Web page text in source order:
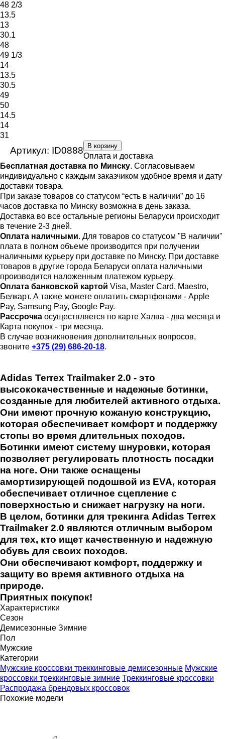
48 2/3
13.5
13
30.1
48
49 1/3
14
13.5
30.5
49
50
14.5
14
31
В корзину
Артикул: ID0888
Оплата и доставка
Бесплатная доставка по Минску. Согласовываем
индивидуально с каждым заказчиком удобное время и дату
доставки товара.
При заказе товаров со статусом “есть в наличии” до 16
часов доставка по Минску возможна в день заказа.
Доставка во все остальные регионы Беларуси происходит
в течение 2-3 дней.
Оплата наличными. Для товаров со статусом "В наличии"
плата в полном объеме производится при получении
наличными курьеру при доставке по Минску. При доставке
товаров в другие города Беларуси оплата наличными
производится наложенным платежом курьеру.
Оплата банковской картой Visa, Master Card, Maestro,
Белкарт. А также можете оплатить смартфонами - Apple
Pay, Samsung Pay, Google Pay.
Рассрочка осуществляется по карте Халва - два месяца и
Карта покупок - три месяца.
В случае возникновения дополнительных вопросов,
звоните +375 (29) 686-20-18.
Adidas Terrex Trailmaker 2.0 - это
высококачественные и надежные ботинки,
созданные для любителей активного отдыха.
Они имеют прочную кожаную конструкцию,
которая обеспечивает комфорт и поддержку
стопы во время длительных походов.
Ботинки имеют систему шнуровки, которая
позволяет регулировать плотность посадки
на ноге. Они также оснащены
амортизирующей подошвой из EVA, которая
обеспечивает отличное сцепление с
поверхностью и снижает нагрузку на ноги.
В целом, ботинки для трекинга Adidas Terrex
Trailmaker 2.0 являются отличным выбором
для тех, кто ищет качественную и надежную
обувь для своих походов.
Они обеспечивают комфорт, поддержку и
защиту во время активного отдыха на
природе.
Приятных покупок!
Характеристики
Сезон
Демисезонные Зимние
Пол
Мужские
Категории
Мужские кроссовки треккинговые демисезонные Мужские
кроссовки треккинговые зимние Треккинговые кроссовки
Распродажа брендовых кроссовок
Похожие модели